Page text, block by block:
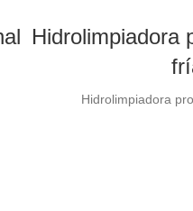
Hidrolimpiadora
Hidrolimpiadora